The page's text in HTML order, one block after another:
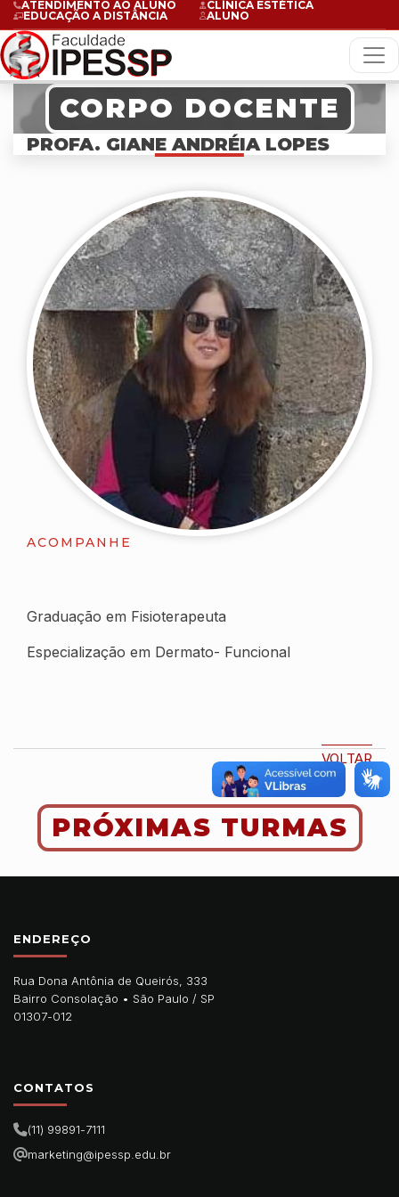
ATENDIMENTO AO ALUNO
CLÍNICA ESTÉTICA
EDUCAÇÃO A DISTÂNCIA
ALUNO
CORPO DOCENTE
PROFA. GIANE ANDRÉIA LOPES
ACOMPANHE
Graduação em Fisioterapeuta
Especialização em Dermato- Funcional
VOLTAR
PRÓXIMAS TURMAS
ENDEREÇO
Rua Dona Antônia de Queirós, 333
Bairro Consolação • São Paulo / SP
01307-012
CONTATOS
(11) 99891-7111
marketing@ipessp.edu.br